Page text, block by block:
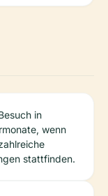
in
wenn
stattfinden.